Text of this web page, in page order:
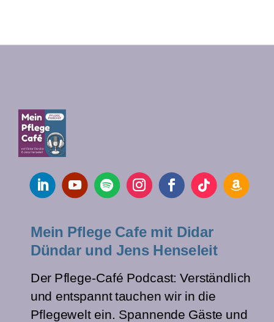
Mein Pflege Cafe mit Didar
Dündar und Jens Henseleit
Der Pflege-Café Podcast: Verständlich
und entspannt tauchen wir in die
Pflegewelt ein. Spannende Gäste und